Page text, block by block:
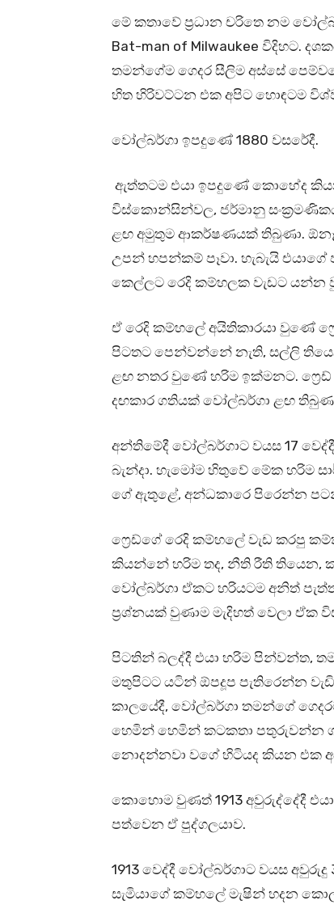
මේ කතාවේ ප්‍රධාන චරිතෙ නම
Bat-man of Milwaukee විදිහට.
තමන්ගේම ගෙදර සීලිම අස්සේ
හිත හිරිවට්ටන එක අපිට හොඳටම
වෝල්බර්ගා ඉපදුණේ 1880 වසරේදී.
ඇත්තටම එයා ඉපදුණේ කොහේද
විස්කොන්සින්වල, ජර්මානු
ළඟ අමුතුම ආකර්ෂණයක් තිබුණා.
උපන් හපන්කම් පෑවා. හැබැයි එයාගේ
කෙල්ලට රෙදි කම්හලක වැඩට යන්න
ඒ රෙදි කම්හලේ අයිතිකාරයා වුණේ
පිටතට පෙන්වන්නේ නැති, සල්ලි
ළඟ නතර වුණේ හරිම ඉක්මනට.
දඟකාර ගතියක් වෝල්බර්ගා ළඟ
අන්තිමේදී වෝල්බර්ගාට වයස 17
බැන්දා. හැමෝම හිතුවේ මේක හරිම
ගේ ඇතුළේ, අන්ධකාරෙ පිරෙන්න
ෆ්‍රෙඩ්ගේ රෙදි කම්හලේ වැඩ කරපු
කියන්නේ හරිම තද, නීති රීති තියෙන,
වෝල්බර්ගා ඒකට හරියටම අනිත්
ප්‍රශ්නයක් වුණාම මැදිහත් වෙලා ඒක
පිටතින් බලද්දී එයා හරිම පින්වන්ත,
මතුපිටට යටින් ඕපදූප පැතිරෙන්න
කාලයේදී, වෝල්බර්ගා තමන්ගේ
හෙමින් හෙමින් කටකතා පතුරුවන්න
නොදන්නවා වගේ හිටියද කියන එක
කොහොම වුණත් 1913 අවුරුද්දේදී
පත්වෙන ඒ පුද්ගලයාව.
1913 වෙද්දී වෝල්බර්ගාට වයස
සැමියාගේ කම්හලේ මැෂින් හදන